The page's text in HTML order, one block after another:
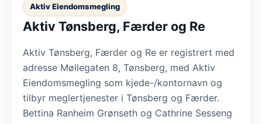
Aktiv Eiendomsmegling
Aktiv Tønsberg, Færder og Re
Aktiv Tønsberg, Færder og Re er registrert med
adresse Møllegaten 8, Tønsberg, med Aktiv
Eiendomsmegling som kjede-/kontornavn og
tilbyr meglertjenester i Tønsberg og Færder.
Bettina Ranheim Grønseth og Cathrine Sesseng